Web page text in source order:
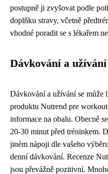
postupně ji zvyšovat podle
doplňku stravy, včetně
vhodné poradit se s lékařem
Dávkování a užívání
Dávkování a užívání se může
produktu Nutrend pre
informace na obalu. Obecně
20-30 minut před tréninkem.
jiném nápoji dle vašeho
denní dávkování. Recenze
jsou převážně pozitivní.